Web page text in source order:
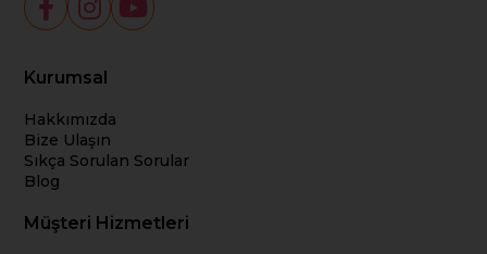
Kurumsal
Hakkımızda
Bize Ulaşın
Sıkça Sorulan Sorular
Blog
Müşteri Hizmetleri